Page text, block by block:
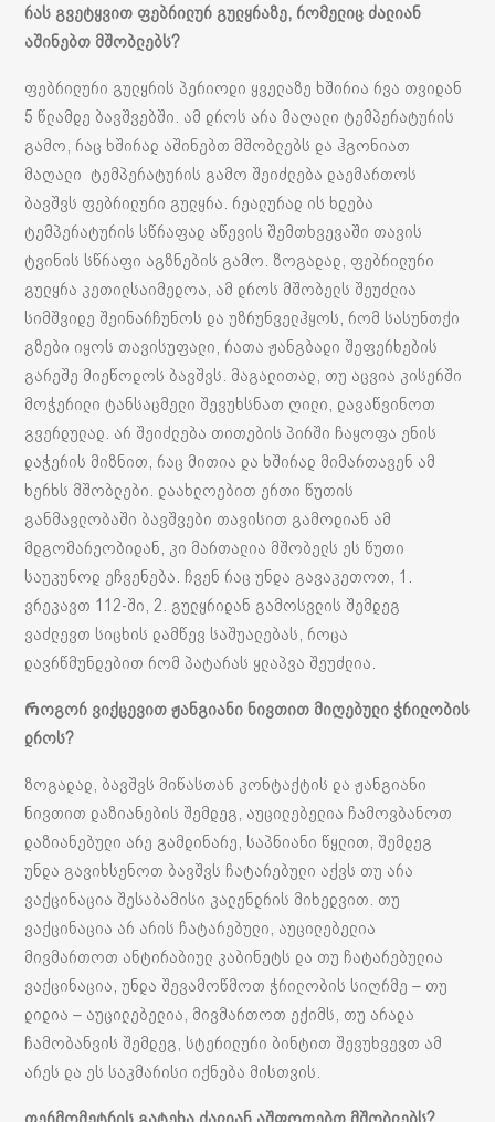
რას გვეტყვით ფებრილურ გულყრაზე, რომელიც ძალიან
აშინებთ მშობლებს?
ფებრილური გულყრის პერიოდი ყველაზე ხშირია რვა თვიდან
5 წლამდე ბავშვებში. ამ დროს არა მაღალი ტემპერატურის
გამო, რაც ხშირად აშინებთ მშობლებს და ჰგონიათ
მაღალი ტემპერატურის გამო შეიძლება დაემართოს
ბავშვს ფებრილური გულყრა. რეალურად ის ხდება
ტემპერატურის სწრაფად აწევის შემთხვევაში თავის
ტვინის სწრაფი აგზნების გამო. ზოგადად, ფებრილური
გულყრა კეთილსაიმედოა, ამ დროს მშობელს შეუძლია
სიმშვიდე შეინარჩუნოს და უზრუნველჰყოს, რომ სასუნთქი
გზები იყოს თავისუფალი, რათა ჟანგბადი შეფერხების
გარეშე მიეწოდოს ბავშვს. მაგალითად, თუ აცვია კისერში
მოჭერილი ტანსაცმელი შევუხსნათ ღილი, დავაწვინოთ
გვერდულად. არ შეიძლება თითების პირში ჩაყოფა ენის
დაჭერის მიზნით, რაც მითია და ხშირად მიმართავენ ამ
ხერხს მშობლები. დაახლოებით ერთი წუთის
განმავლობაში ბავშვები თავისით გამოდიან ამ
მდგომარეობიდან, კი მართალია მშობელს ეს წუთი
საუკუნოდ ეჩვენება. ჩვენ რაც უნდა გავაკეთოთ, 1.
ვრეკავთ 112-ში, 2. გულყრიდან გამოსვლის შემდეგ
ვაძლევთ სიცხის დამწევ საშუალებას, როცა
დავრწმუნდებით რომ პატარას ყლაპვა შეუძლია.
Როგორ ვიქცევით ჟანგიანი ნივთით მიღებული ჭრილობის
დროს?
ზოგადად, ბავშვს მიწასთან კონტაქტის და ჟანგიანი
ნივთით დაზიანების შემდეგ, აუცილებელია ჩამოვბანოთ
დაზიანებული არე გამდინარე, საპნიანი წყლით, შემდეგ
უნდა გავიხსენოთ ბავშვს ჩატარებული აქვს თუ არა
ვაქცინაცია შესაბამისი კალენდრის მიხედვით. თუ
ვაქცინაცია არ არის ჩატარებული, აუცილებელია
მივმართოთ ანტირაბიულ კაბინეტს და თუ ჩატარებულია
ვაქცინაცია, უნდა შევამოწმოთ ჭრილობის სიღრმე – თუ
დიდია – აუცილებელია, მივმართოთ ექიმს, თუ არადა
ჩამობანვის შემდეგ, სტერილური ბინტით შევუხვევთ ამ
არეს და ეს საკმარისი იქნება მისთვის.
თერმომეტრის გატეხა ძალიან აშფოთებთ მშობლებს?